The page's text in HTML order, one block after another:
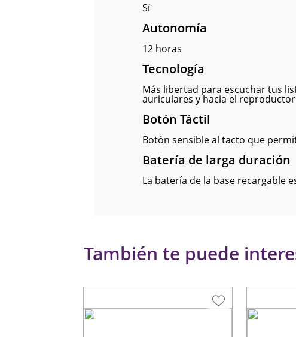
Sí
Autonomía
12 horas
Tecnología
Más libertad para escuchar tus
auriculares y hacia el
Botón Táctil
Botón sensible al tacto que
Batería de larga duración
La batería de la base recargable
También te puede